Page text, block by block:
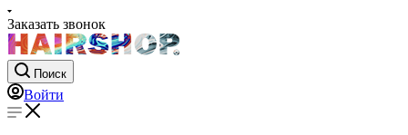
Заказать звонок
Поиск
Войти